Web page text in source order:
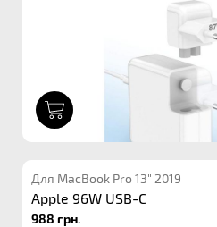
Для MacBook Pro 13" 2019
Apple 96W USB-C
988 грн.